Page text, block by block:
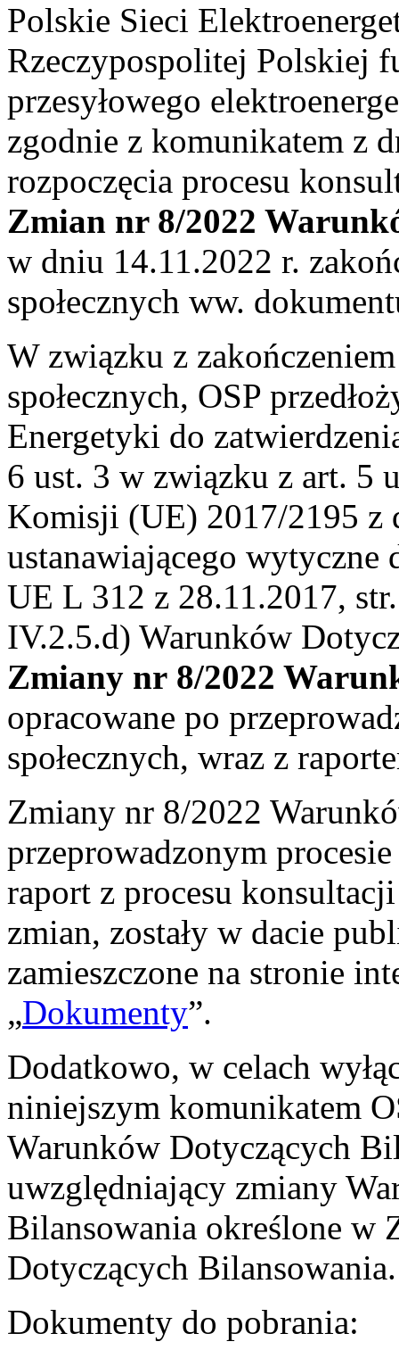
Polskie Sieci
Rzeczypospolitej Polskiej
przesyłowego
zgodnie z komunikatem z
rozpoczęcia procesu
Zmian nr 8/2022
w dniu 14.11.2022 r.
społecznych ww.
W związku z
społecznych, OSP
Energetyki do
6 ust. 3 w związku z art. 5
Komisji (UE) 2017/2195 z
ustanawiającego wytyczne
UE L 312 z 28.11.2017,
IV.2.5.d) Warunków
Zmiany nr 8/2022
opracowane po
społecznych, wraz z
Zmiany nr 8/2022
przeprowadzonym
raport z procesu
zmian, zostały w dacie
zamieszczone na stronie
„Dokumenty”.
Dodatkowo, w celach
niniejszym komunikatem
Warunków Dotyczących
uwzględniający zmiany
Bilansowania określone w
Dotyczących Bilansowania.
Dokumenty do pobrania: